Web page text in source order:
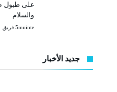
على طبول
والسلام
5muinte فريق
جديد الأخبار